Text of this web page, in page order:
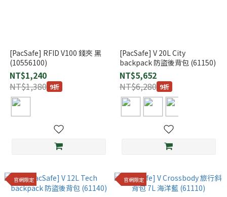
[PacSafe] RFID V100 錢夾 黑
(10556100)
NT$1,240
NT$1,380 9折
[PacSafe] V 20L City
backpack 防盜後背包 (61150)
NT$5,652
NT$6,280 9折
官網限定 官網限定